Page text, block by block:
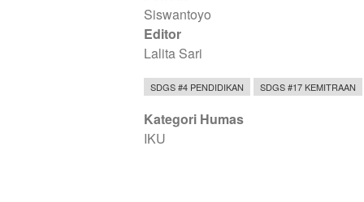
Siswantoyo
Editor
Lalita Sari
SDGS #4 PENDIDIKAN SDGS #17 KEMITRAAN
Kategori Humas
IKU